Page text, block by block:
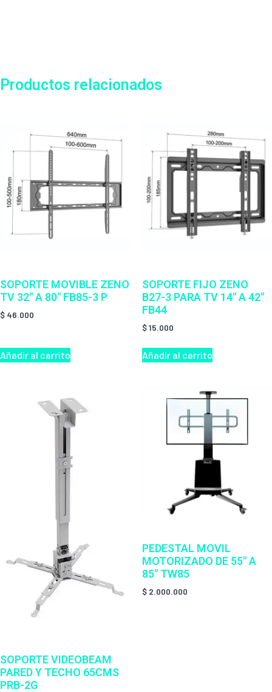
Productos relacionados
SOPORTE MOVIBLE ZENO
TV 32″ A 80″ FB85-3 P
$ 46.000
Añadir al carrito
SOPORTE FIJO ZENO
B27-3 PARA TV 14″ A 42″
FB44
$15.000
Añadir al carrito
SOPORTE VIDEOBEAM
PARED Y TECHO 65CMS
PRB-2G
PEDESTAL MOVIL
MOTORIZADO DE 55″ A
85″ TW85
$ 2.000.000